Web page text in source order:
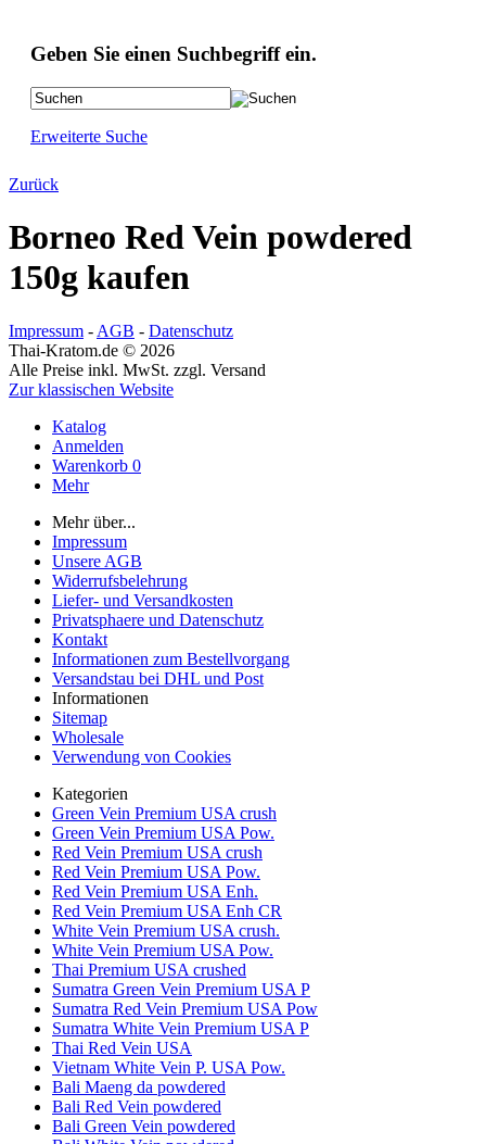
Geben Sie einen Suchbegriff ein.
Erweiterte Suche
Zurück
Borneo Red Vein powdered
150g kaufen
Impressum - AGB - Datenschutz
Thai-Kratom.de © 2026
Alle Preise inkl. MwSt. zzgl. Versand
Zur klassischen Website
Katalog
Anmelden
Warenkorb 0
Mehr
Mehr über...
Impressum
Unsere AGB
Widerrufsbelehrung
Liefer- und Versandkosten
Privatsphaere und Datenschutz
Kontakt
Informationen zum Bestellvorgang
Versandstau bei DHL und Post
Informationen
Sitemap
Wholesale
Verwendung von Cookies
Kategorien
Green Vein Premium USA crush
Green Vein Premium USA Pow.
Red Vein Premium USA crush
Red Vein Premium USA Pow.
Red Vein Premium USA Enh.
Red Vein Premium USA Enh CR
White Vein Premium USA crush.
White Vein Premium USA Pow.
Thai Premium USA crushed
Sumatra Green Vein Premium USA P
Sumatra Red Vein Premium USA Pow
Sumatra White Vein Premium USA P
Thai Red Vein USA
Vietnam White Vein P. USA Pow.
Bali Maeng da powdered
Bali Red Vein powdered
Bali Green Vein powdered